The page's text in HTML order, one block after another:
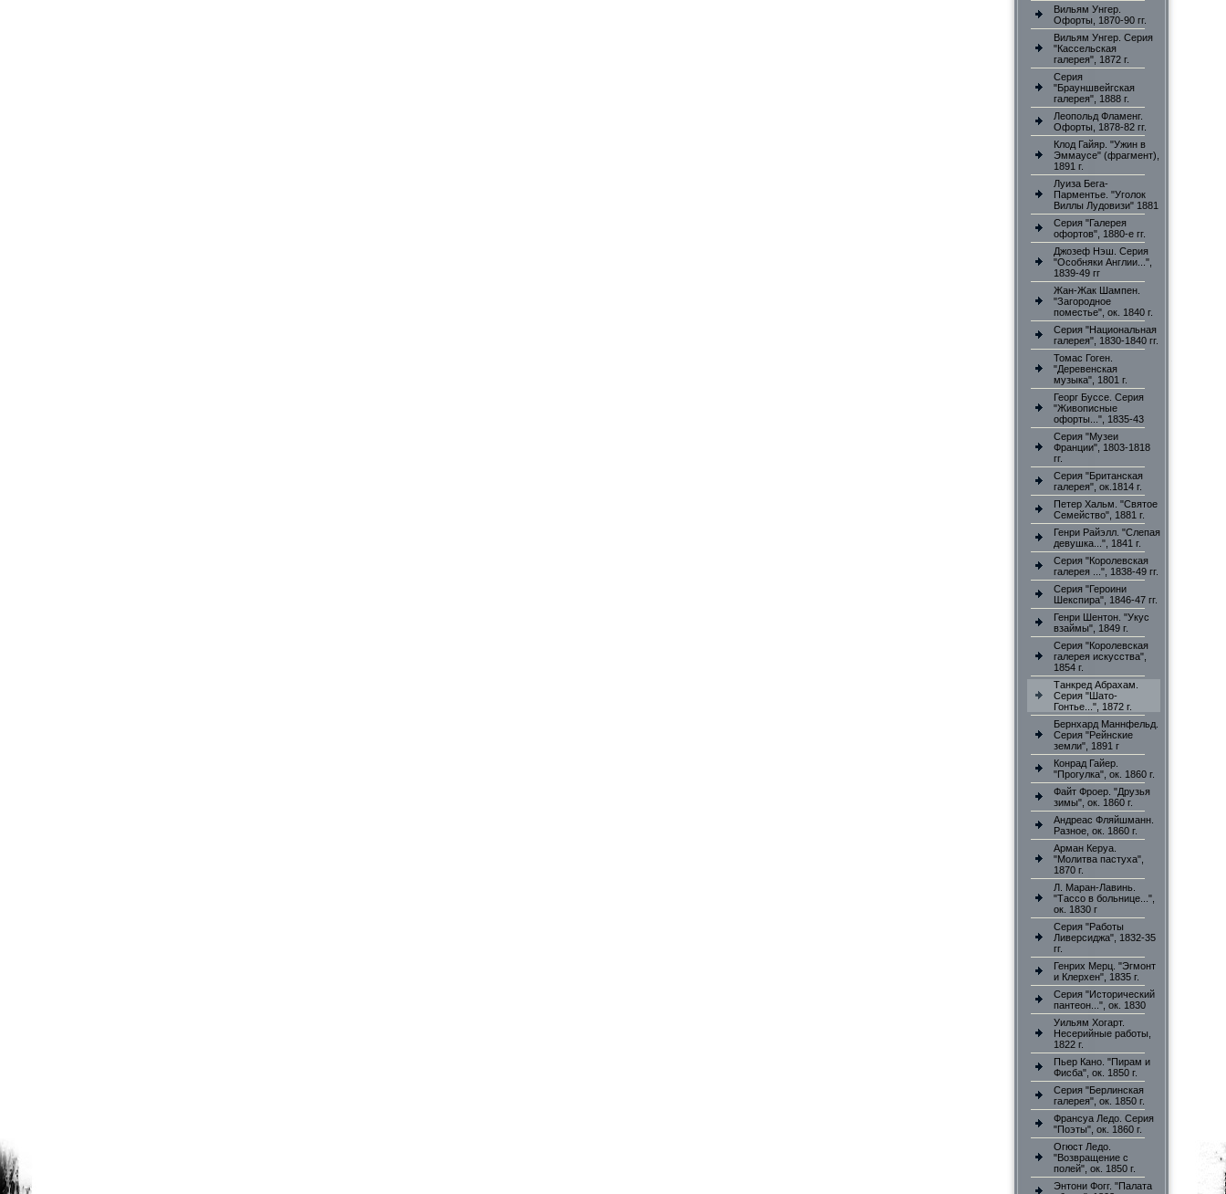
Вильям Унгер.
Офорты, 1870-90 гг.
Вильям Унгер. Серия
"Кассельская
галерея", 1872 г.
Серия
"Брауншвейгская
галерея", 1888 г.
Леопольд Фламенг.
Офорты, 1878-82 гг.
Клод Гайяр. "Ужин в
Эммаусе" (фрагмент),
1891 г.
Луиза Бега-
Парментье. "Уголок
Виллы Лудовизи" 1881
Серия "Галерея
офортов", 1880-е гг.
Джозеф Нэш. Серия
"Особняки Англии...",
1839-49 гг
Жан-Жак Шампен.
"Загородное
поместье", ок. 1840 г.
Серия "Национальная
галерея", 1830-1840 гг.
Томас Гоген.
"Деревенская
музыка", 1801 г.
Георг Буссе. Серия
"Живописные
офорты...", 1835-43
Серия "Музеи
Франции", 1803-1818
гг.
Серия "Британская
галерея", ок.1814 г.
Петер Хальм. "Святое
Семейство", 1881 г.
Генри Райэлл. "Слепая
девушка...", 1841 г.
Серия "Королевская
галерея ...", 1838-49 гг.
Серия "Героини
Шекспира", 1846-47 гг.
Генри Шентон. "Укус
взаймы", 1849 г.
Серия "Королевская
галерея искусства",
1854 г.
Танкред Абрахам.
Серия "Шато-
Гонтье...", 1872 г.
Бернхард Маннфельд.
Серия "Рейнские
земли", 1891 г
Конрад Гайер.
"Прогулка", ок. 1860 г.
Файт Фроер. "Друзья
зимы", ок. 1860 г.
Андреас Фляйшманн.
Разное, ок. 1860 г.
Арман Керуа.
"Молитва пастуха",
1870 г.
Л. Маран-Лавинь.
"Тассо в больнице...",
ок. 1830 г
Серия "Работы
Ливерсиджа", 1832-35
гг.
Генрих Мерц. "Эгмонт
и Клерхен", 1835 г.
Серия "Исторический
пантеон...", ок. 1830
Уильям Хогарт.
Несерийные работы,
1822 г.
Пьер Кано. "Пирам и
Фисба", ок. 1850 г.
Серия "Берлинская
галерея", ок. 1850 г.
Франсуа Ледо. Серия
"Поэты", ок. 1860 г.
Огюст Ледо.
"Возвращение с
полей", ок. 1850 г.
Энтони Фогг. "Палата